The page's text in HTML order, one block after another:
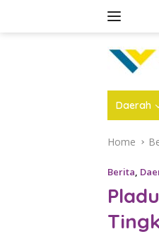
Daerah
Home
Berita,